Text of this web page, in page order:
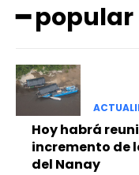
━ popular
Hoy habrá
incremento de
del Nanay